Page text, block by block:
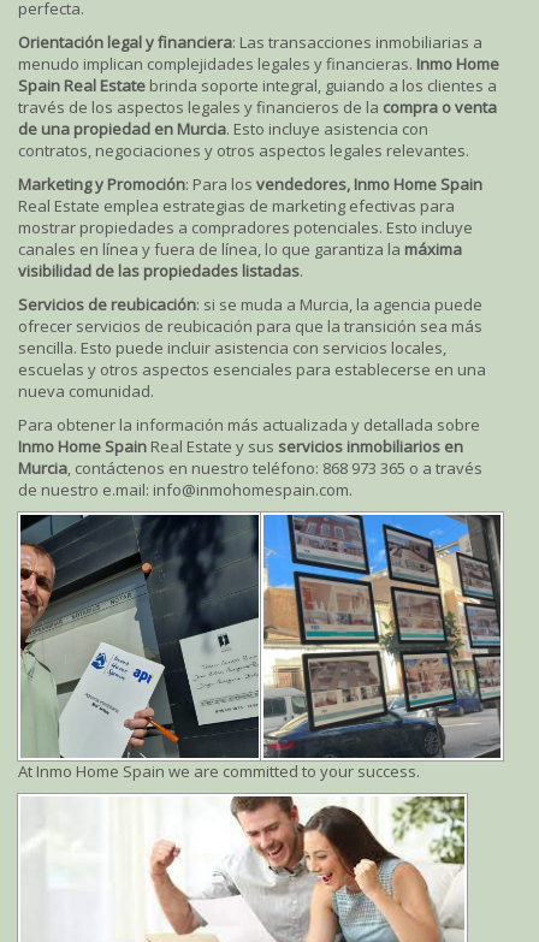
perfecta.
Orientación legal y financiera: Las transacciones inmobiliarias a
menudo implican complejidades legales y financieras. Inmo Home
Spain Real Estate brinda soporte integral, guiando a los clientes a
través de los aspectos legales y financieros de la compra o venta
de una propiedad en Murcia. Esto incluye asistencia con
contratos, negociaciones y otros aspectos legales relevantes.
Marketing y Promoción: Para los vendedores, Inmo Home Spain
Real Estate emplea estrategias de marketing efectivas para
mostrar propiedades a compradores potenciales. Esto incluye
canales en línea y fuera de línea, lo que garantiza la máxima
visibilidad de las propiedades listadas.
Servicios de reubicación: si se muda a Murcia, la agencia puede
ofrecer servicios de reubicación para que la transición sea más
sencilla. Esto puede incluir asistencia con servicios locales,
escuelas y otros aspectos esenciales para establecerse en una
nueva comunidad.
Para obtener la información más actualizada y detallada sobre
Inmo Home Spain Real Estate y sus servicios inmobiliarios en
Murcia, contáctenos en nuestro teléfono: 868 973 365 o a través
de nuestro e.mail: info@inmohomespain.com.
At Inmo Home Spain we are committed to your success.